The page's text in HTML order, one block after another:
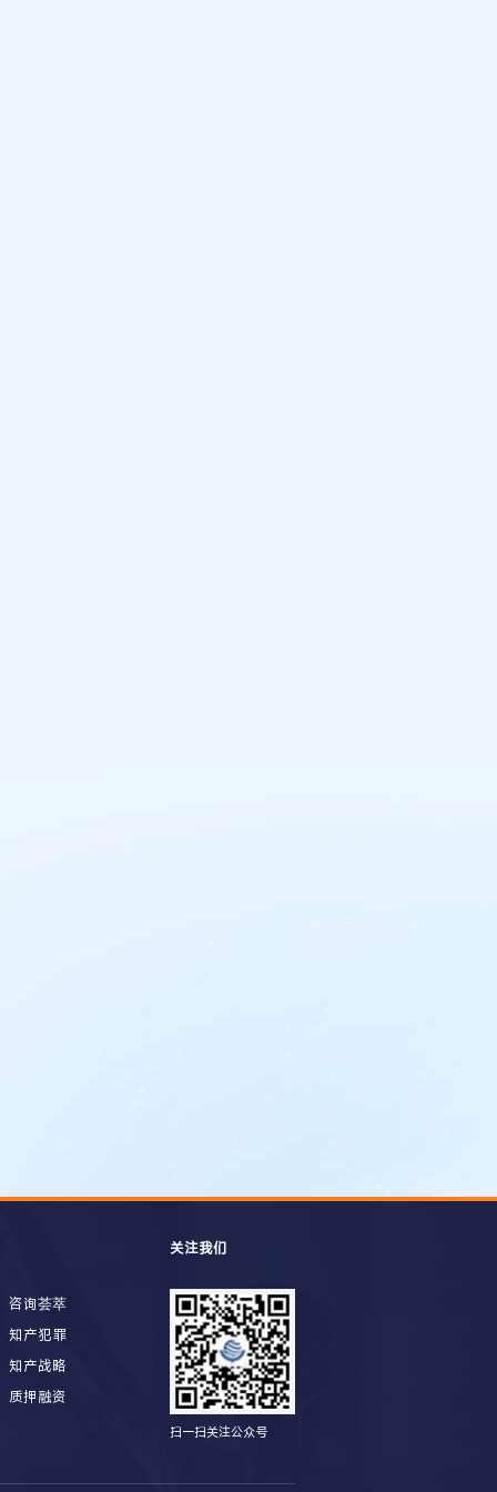
咨询荟萃
知产犯罪
知产战略
质押融资
关注我们
扫一扫关注公众号